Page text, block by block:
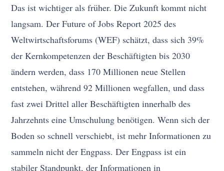
Das ist wichtiger als früher. Die Zukunft kommt nicht
langsam. Der Future of Jobs Report 2025 des
Weltwirtschaftsforums (WEF) schätzt, dass sich 39%
der Kernkompetenzen der Beschäftigten bis 2030
ändern werden, dass 170 Millionen neue Stellen
entstehen, während 92 Millionen wegfallen, und dass
fast zwei Drittel aller Beschäftigten innerhalb des
Jahrzehnts eine Umschulung benötigen. Wenn sich der
Boden so schnell verschiebt, ist mehr Informationen zu
sammeln nicht der Engpass. Der Engpass ist ein
stabiler Standpunkt, der Informationen in